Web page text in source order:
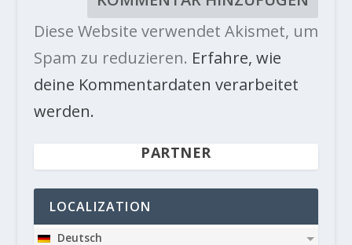
Diese Website verwendet Akismet, um
Spam zu reduzieren. Erfahre, wie
deine Kommentardaten verarbeitet
werden.
PARTNER
LOCALIZATION
Deutsch